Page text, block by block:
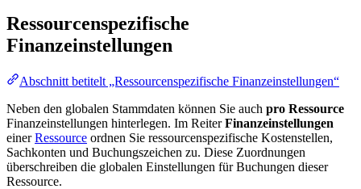
Ressourcenspezifische
Finanzeinstellungen
Abschnitt betitelt „Ressourcenspezifische Finanzeinstellungen“
Neben den globalen Stammdaten können Sie auch pro Ressource
Finanzeinstellungen hinterlegen. Im ReiterFinanzeinstellungen
einerRessource ordnen Sie ressourcenspezifische Kostenstellen,
Sachkonten und Buchungszeichen zu. Diese Zuordnungen
überschreiben die globalen Einstellungen für Buchungen dieser
Ressource.